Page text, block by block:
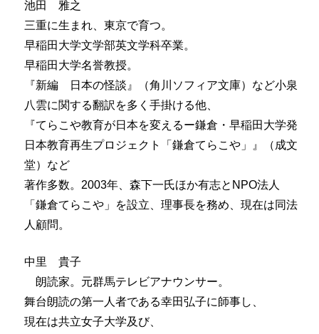
池田 雅之
三重に生まれ、東京で育つ。
早稲田大学文学部英文学科卒業。
早稲田大学名誉教授。
『新編 日本の怪談』（角川ソフィア文庫）など小泉
八雲に関する翻訳を多く手掛ける他、
『てらこや教育が日本を変えるー鎌倉・早稲田大学発
日本教育再生プロジェクト「鎌倉てらこや」』（成文
堂）など
著作多数。2003年、森下一氏ほか有志とNPO法人
「鎌倉てらこや」を設立、理事長を務め、現在は同法
人顧問。
中里 貴子
朗読家。元群馬テレビアナウンサー。
舞台朗読の第一人者である幸田弘子に師事し、
現在は共立女子大学及び、